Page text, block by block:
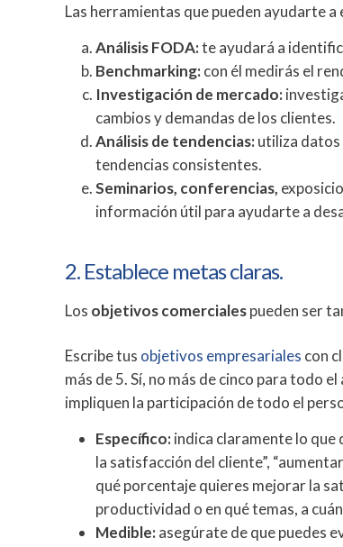
Las herramientas que pueden ayudarte
Análisis FODA:te ayudará a
Benchmarking:con él medirás el
Investigación de mercado:
cambios y demandas de los clientes.
Análisis de tendencias:utiliza
tendencias consistentes.
Seminarios, conferencias,
información útil para ayudarte a
2. Establece metas claras.
Los objetivos comercialespueden ser
Escribe tus objetivos empresariales con
más de 5. Sí, no más de cinco para todo
impliquen la participación de todo el
Específico:indica claramente lo
la satisfacción del cliente”,
qué porcentaje quieres mejorar la
productividad o en qué temas, a
Medible:asegúrate de que puedes